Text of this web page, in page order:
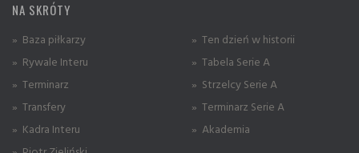
NA SKRÓTY
» Baza piłkarzy
» Rywale Interu
» Terminarz
» Transfery
» Kadra Interu
» Ten dzień w historii
» Tabela Serie A
» Strzelcy Serie A
» Terminarz Serie A
» Akademia